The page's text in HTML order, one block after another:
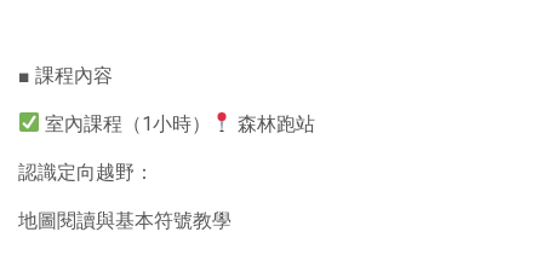
■ 課程內容
室內課程（1小時） 森林跑站
認識定向越野：
地圖閱讀與基本符號教學